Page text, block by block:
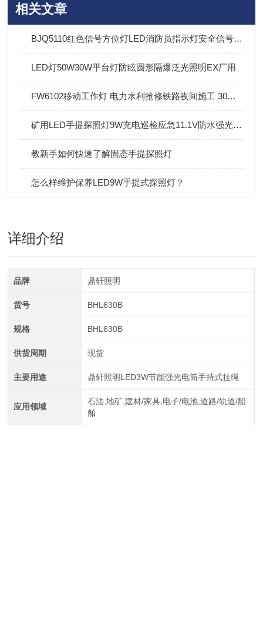
相关文章
BJQ5110红色信号方位灯LED消防员指示灯安全信号灯磁吸信号灯
LED灯50W30W平台灯防眩圆形隔爆泛光照明EX厂用
FW6102移动工作灯 电力水利抢修铁路夜间施工 30W聚光款
矿用LED手提探照灯9W充电巡检应急11.1V防水强光手电筒
教新手如何快速了解固态手提探照灯
怎么样维护保养LED9W手提式探照灯？
详细介绍
品牌 鼎轩照明
货号 BHL630B
规格 BHL630B
供货周期 现货
主要用途 鼎轩照明LED3W节能强光电筒手持式挂绳
应用领域
石油,地矿,建材/家具,电子/电池,道路/轨道/船
舶